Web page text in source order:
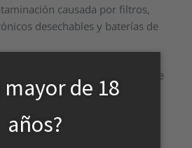
causada por filtros,
desechables y baterías de
Mientras continúa la regulación de
de nicotina sin
las personas consumen
calentado y otros
mayor de 18
años?